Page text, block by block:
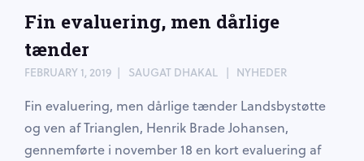
Fin evaluering, men dårlige
tænder
FEBRUARY 1, 2019 SAUGAT DHAKAL NYHEDER
Fin evaluering, men dårlige tænder Landsbystøtte
og ven af Trianglen, Henrik Brade Johansen,
gennemførte i november 18 en kort evaluering af